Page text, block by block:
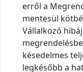
erről a
mentesül
Vállalkozó
késedelmes
legkésőbb a